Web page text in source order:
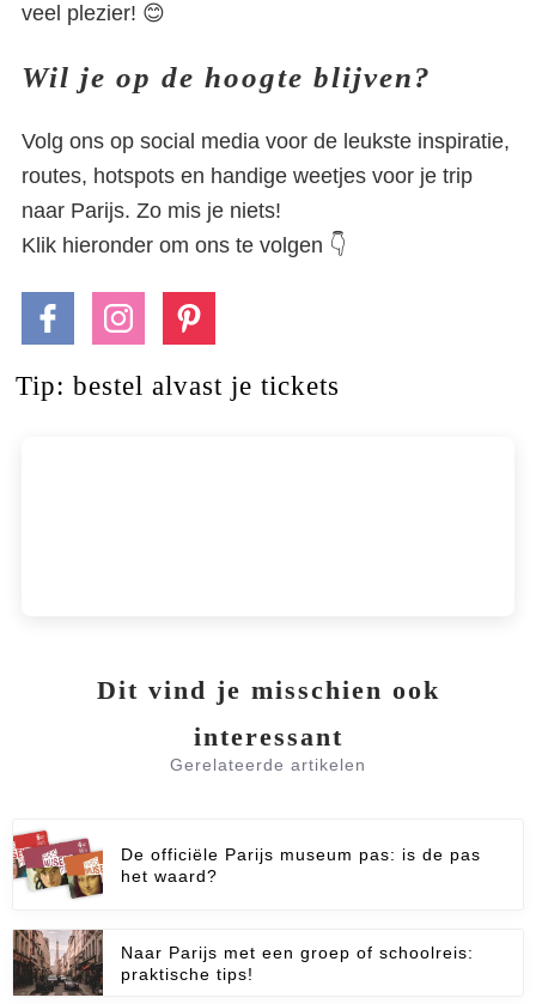
veel plezier! 😊
Wil je op de hoogte blijven?
Volg ons op social media voor de leukste inspiratie,
routes, hotspots en handige weetjes voor je trip
naar Parijs. Zo mis je niets!
Klik hieronder om ons te volgen 👇
Tip: bestel alvast je tickets
Dit vind je misschien ook
interessant
Gerelateerde artikelen
De officiële Parijs museum pas: is de pas
het waard?
Naar Parijs met een groep of schoolreis:
praktische tips!